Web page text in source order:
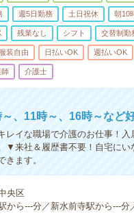
週5日勤務 土日祝休 朝10
残業なし シフト 交替制勤
服装自由 日払いOK 週払いOK
介護士
、11時～、16時～など
レイな職場で介護のお仕事！
▼来社＆履歴書不要！自宅に
きます。
央区
から---分／新水前寺駅から---